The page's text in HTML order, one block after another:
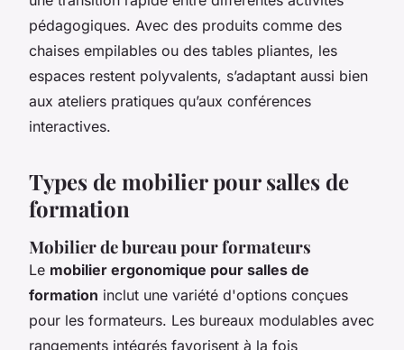
pédagogiques. Avec des produits comme des
chaises empilables ou des tables pliantes, les
espaces restent polyvalents, s’adaptant aussi bien
aux ateliers pratiques qu’aux conférences
interactives.
Types de mobilier pour salles de
formation
Mobilier de bureau pour formateurs
Le mobilier ergonomique pour salles de
formation inclut une variété d'options conçues
pour les formateurs. Les bureaux modulables avec
rangements intégrés favorisent à la fois